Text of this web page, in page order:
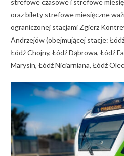
strefowe czasowe i strefowe
oraz bilety strefowe miesięczne
ograniczonej stacjami Zgierz
Andrzejów (obejmującej stacje:
Łódź Chojny, Łódź Dąbrowa, Łódź
Marysin, Łódź Niciarniana, Łódź